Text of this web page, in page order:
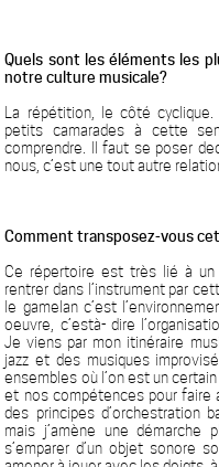
Quels sont les éléments les
notre culture musicale?
La répétition, le côté
petits camarades à cette
comprendre. Il faut se poser
nous, c’est une tout autre
Comment transposez-vous
Ce répertoire est très lié à
rentrer dans l’instrument par
le gamelan c’est
oeuvre, c’està- dire
Je viens par mon itinéraire
jazz et des musiques
ensembles où l’on est un
et nos compétences pour faire
des principes d’orchestration
mais j’amène une démarche
s’emparer d’un objet sonore